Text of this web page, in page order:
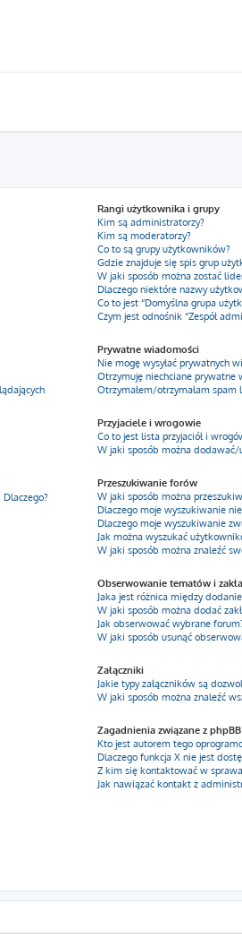
Rangi użytkownika i grupy
Kim są administratorzy?
Kim są moderatorzy?
Co to są grupy użytkowników?
Gdzie znajduje się spis grup
W jaki sposób można zostać
Dlaczego niektóre nazwy
Co to jest “Domyślna grupa
Czym jest odnośnik “Zespół
Prywatne wiadomości
Nie mogę wysyłać prywatnych
Otrzymuję niechciane prywatne
Otrzymałem/otrzymałam
Przyjaciele i wrogowie
Co to jest lista przyjaciół i
W jaki sposób można
Przeszukiwanie forów
W jaki sposób można
Dlaczego moje wyszukiwanie
Dlaczego moje wyszukiwanie
Jak można wyszukać
W jaki sposób można znaleźć
Obserwowanie tematów i
Jaka jest różnica między
W jaki sposób można dodać
Jak obserwować wybrane
W jaki sposób usunąć
Załączniki
Jakie typy załączników są
W jaki sposób można znaleźć
Zagadnienia związane z phpBB
Kto jest autorem tego
Dlaczego funkcja X nie jest
Z kim się kontaktować w
Jak nawiązać kontakt z